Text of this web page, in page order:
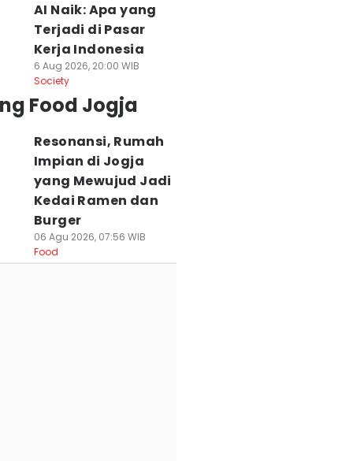
AI Naik: Apa yang
Terjadi di Pasar
Kerja Indonesia
6 Aug 2026, 20:00 WIB
Society
Food Jogja
Resonansi, Rumah
Impian di Jogja
yang Mewujud Jadi
Kedai Ramen dan
Burger
06 Agu 2026, 07:56 WIB
Food